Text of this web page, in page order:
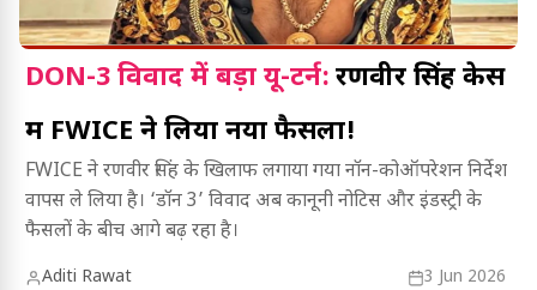
DON-3 विवाद में बड़ा यू-टर्न: रणवीर सिंह केस
में FWICE ने लिया नया फैसला!
FWICE ने रणवीर सिंह के खिलाफ लगाया गया नॉन-कोऑपरेशन निर्देश
वापस ले लिया है। ‘डॉन 3’ विवाद अब कानूनी नोटिस और इंडस्ट्री के
फैसलों के बीच आगे बढ़ रहा है।
Aditi Rawat 3 Jun 2026